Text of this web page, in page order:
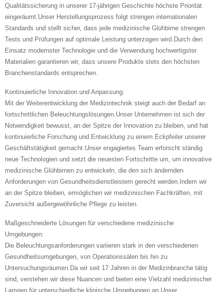
Qualitätssicherung in unserer 17-jährigen Geschichte höchste Priorität
eingeräumt.Unser Herstellungsprozess folgt strengen internationalen
Standards und stellt sicher, dass jede medizinische Glühbirne strengen
Tests und Prüfungen auf optimale Leistung unterzogen wird.Durch den
Einsatz modernster Technologie und die Verwendung hochwertigster
Materialien garantieren wir, dass unsere Produkte stets den höchsten
Branchenstandards entsprechen.
Kontinuierliche Innovation und Anpassung:
Mit der Weiterentwicklung der Medizintechnik steigt auch der Bedarf an
fortschrittlichen Beleuchtungslösungen.Unser Unternehmen ist sich der
Notwendigkeit bewusst, an der Spitze der Innovation zu bleiben, und hat
kontinuierliche Forschung und Entwicklung zu einem Eckpfeiler unserer
Geschäftstätigkeit gemacht.Unser engagiertes Team erforscht ständig
neue Technologien und setzt die neuesten Fortschritte um, um innovative
medizinische Glühbirnen zu entwickeln, die den sich ändernden
Anforderungen von Gesundheitsdienstleistern gerecht werden.Indem wir
an der Spitze bleiben, ermöglichen wir medizinischen Fachkräften, mit
Zuversicht außergewöhnliche Pflege zu leisten.
Maßgeschneiderte Lösungen für verschiedene medizinische
Umgebungen:
Die Beleuchtungsanforderungen variieren stark in den verschiedenen
Gesundheitsumgebungen, von Operationssälen bis hin zu
Untersuchungsräumen.Da wir seit 17 Jahren in der Medizinbranche tätig
sind, verstehen wir diese Nuancen und bieten eine Vielzahl medizinischer
Lampen für unterschiedliche klinische Umgebungen an.Unser